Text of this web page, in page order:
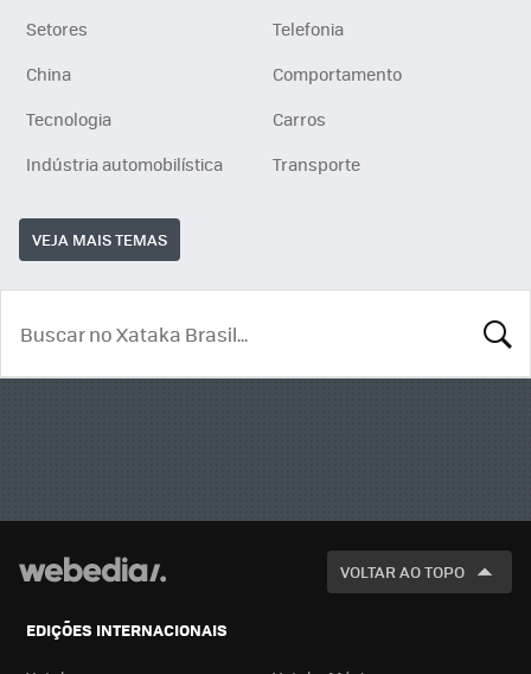
Setores
Telefonia
China
Comportamento
Tecnologia
Carros
Indústria automobilística
Transporte
VEJA MAIS TEMAS
VOLTAR AO TOPO
EDIÇÕES INTERNACIONAIS